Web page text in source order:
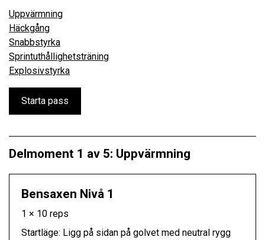
Delmoment 1 av 5: Uppvärmning
Bensaxen Nivå 1
1 × 10 reps
Startläge: Ligg på sidan på golvet med neutral rygg
Uppvärmning
Häckgång
Snabbstyrka
Sprintuthållighetsträning
Explosivstyrka
Starta pass